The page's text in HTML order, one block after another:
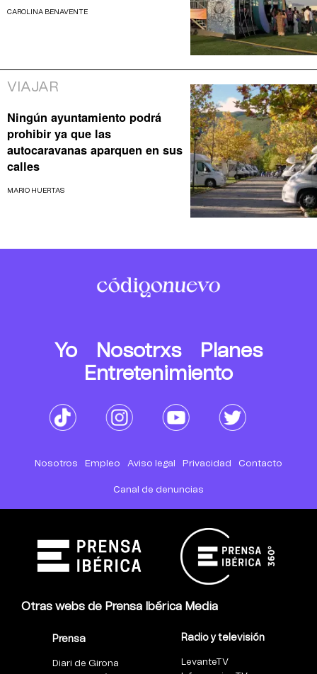
CAROLINA BENAVENTE
VIAJAR
Ningún ayuntamiento podrá
prohibir ya que las
autocaravanas aparquen en sus
calles
MARIO HUERTAS
Yo Nosotrxs
Planes
Entretenimiento
Nosotros Empleo Aviso legal Privacidad Contacto
Canal de denuncias
Otras webs de Prensa Ibérica Media
Prensa
Diari de Girona
Radio y televisión
LevanteTV